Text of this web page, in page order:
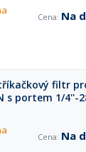
Na
filtr
s portem 1/4''-
Na